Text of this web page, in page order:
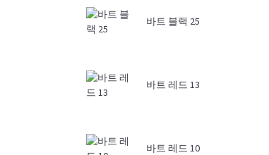
바트 블랙 25
바트 레드 13
바트 레드 10